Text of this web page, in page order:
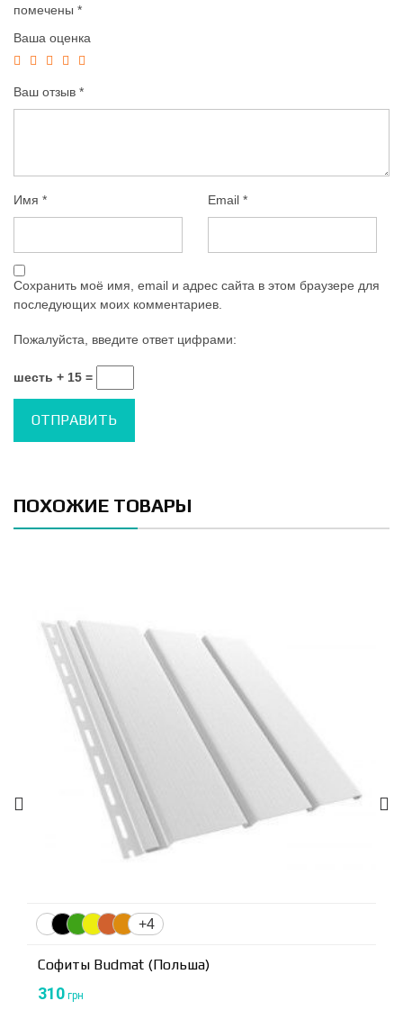
помечены *
Ваша оценка
Ваш отзыв *
Имя * Email*
Сохранить моё имя, email и адрес сайта в этом браузере для
последующих моих комментариев.
Пожалуйста, введите ответ цифрами:
шесть + 15 =
ПОХОЖИЕ ТОВАРЫ
+4
Софиты Budmat (Польша)
310 грн